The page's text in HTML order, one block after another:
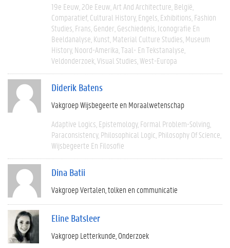
19e Eeuw 20e Eeuw Art And Architecture België
Comparatief Cultural History Engels Exhibitions Fashion
Studies Frans Gender Geschiedenis Iconografie En
Beeldanalyse Kunst Material Culture Studies Museum
History Noord-Amerika Taal- En Tekstanalyse
Veldonderzoek Visual Studies West-Europa
Diderik Batens
Vakgroep Wijsbegeerte en Moraalwetenschap
Adaptive Logics Epistemology Formal Problem-Solving
Paraconsistency Philosophical Logic Philosophy Of Science
Wijsbegeerte En Filosofie
Dina Batii
Vakgroep Vertalen, tolken en communicatie
Eline Batsleer
Vakgroep Letterkunde Onderzoek